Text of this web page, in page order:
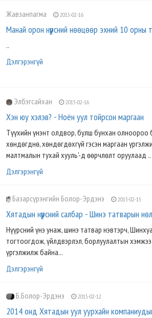
Жавзанпагма 2015-02-16
Манай орон нүүрсний нөөцөөр эхний 10
..
Дэлгэрэнгүй
Элбэгсайхан 2015-02-16
Хэн юу хэлэв? - Ноён уул тойрсон маргаан
Түүхийн үнэнт олдвор, булш бунхан
хөндөгднө, хөндөгдөхгүй гэсэн маргаан
малтмалын тухай хууль'-д өөрчлөлт оруулаад ..
Дэлгэрэнгүй
Базарсүрэнгийн Болор-Эрдэнэ 2015-02-15
Хятадын нүүрсний салбар - Шинэ татварын
Нүүрсний үнэ унаж, шинэ татвар нэвтэрч,
тогтоогдож, үйлдвэрлэл, борлуулалтын
үргэлжилж байна...
Дэлгэрэнгүй
Б.Болор-Эрдэнэ 2015-02-12
2014 онд Хятадын уул уурхайн